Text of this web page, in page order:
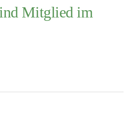
Mitglied im